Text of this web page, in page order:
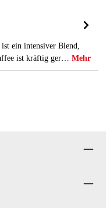
ein intensiver Blend,
ist kräftig ger… Mehr